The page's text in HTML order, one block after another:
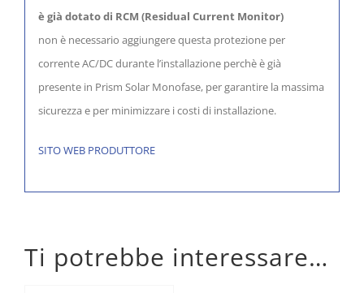
è già dotato di RCM (Residual Current Monitor)
non è necessario aggiungere questa protezione per
corrente AC/DC durante l’installazione perchè è già
presente in Prism Solar Monofase, per garantire la massima
sicurezza e per minimizzare i costi di installazione.
SITO WEB PRODUTTORE
Ti potrebbe interessare…